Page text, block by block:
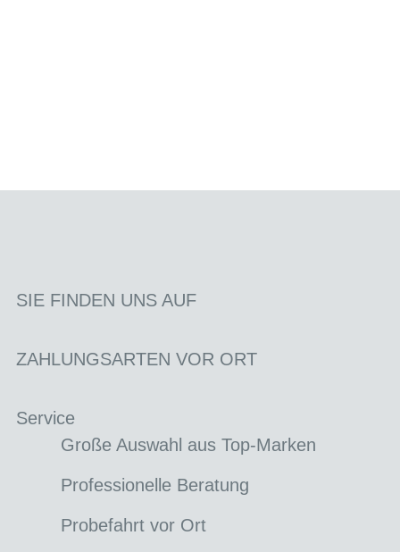
SIE FINDEN UNS AUF
ZAHLUNGSARTEN VOR ORT
Service
Große Auswahl aus Top-Marken
Professionelle Beratung
Probefahrt vor Ort